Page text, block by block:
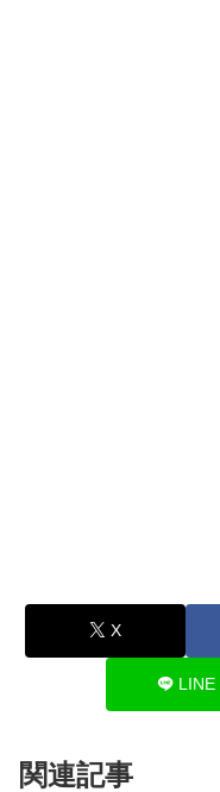
X
LINE
関連記事